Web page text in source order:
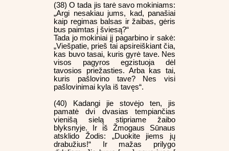
(38) O tada jis tarė savo mokiniams:
„Argi nesakiau jums, kad, panašiai
kaip regimas balsas ir žaibas, gėris
bus paimtas į šviesą?“
Tada jo mokiniai jį pagarbino ir sakė:
„Viešpatie, prieš tai apsireiškiant čia,
kas buvo tasai, kuris gyrė tave. Nes
visos pagyros egzistuoja dėl
tavosios priežasties. Arba kas tai,
kuris pašlovino tave? Nes visi
pašlovinimai kyla iš tavęs“.
(40) Kadangi jie stovėjo ten, jis
pamatė dvi dvasias tempiančias
vienišą sielą stipriame žaibo
blyksnyje. Ir iš Žmogaus Sūnaus
atsklido Žodis: „Duokite jiems jų
drabužius!“ Ir mažas prilygo